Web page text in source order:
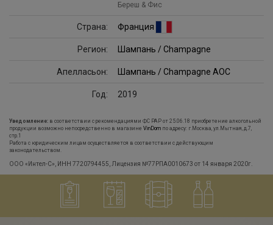
Береш & Фис
Страна: Франция
Регион: Шампань / Champagne
Апелласьон: Шампань / Champagne AOC
Год: 2019
Уведомление: в соответствии с рекомендациями ФС РАР от 25.06.18 приобретение алкогольной
продукции возможно непосредственно в магазине VinDom по адресу: г.Москва, ул.Мытная, д.7,
стр.1
Работа с юридическим лицам осуществляется в соответствии с действующим
законодательством.
ООО «Интел-С», ИНН 7720794455, Лицензия №77РПА0010673 от 14 января 2020г.